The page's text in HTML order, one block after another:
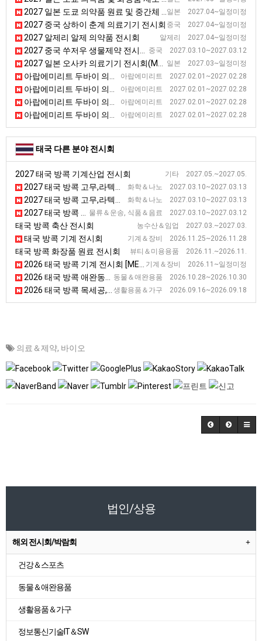
일본 2027.04~일정미정
2027 일본 도쿄 의약품 원료 및 중간체 전시회 [CPhI]
중국 2027.04~일정미정
2027 중국 상하이 춘계 의료기기 전시회
알제리 2027.04~일정미정
2027 알제리 알제 의약품 전시회
중국 2027.03.10~2027.03.12
2027 중국 쑤저우 생물제약 전시회(BIO China) [BIO China]
일본 2027.03~일정미정
2027 일본 오사카 의료기기 전시회(Medical)
아랍에미리트 2027.02.01~2027.02.28
아랍에미리트 두바이 의료진단기기 전시회
아랍에미리트 2027.02.01~2027.02.28
아랍에미리트 두바이 의료진단기기 전시회
아랍에미리트 2027.02.01~2027.02.28
아랍에미리트 두바이 의료진단기기 전시회
아랍에미리트 2027.02.01~2027.02.28
아랍에미리트 두바이 의료진단기기 전시회
태국 다른 분야 전시회
기타 2027.05.~2027.05.
2027 태국 방콕 기계산업 전시회
화학＆나노 2027.03.10~2027.03.13
2027 태국 방콕 고무,라텍스, 타이어 전시회 [GRTE]
화학＆나노 2027.03.10~2027.03.13
2027 태국 방콕 고무,라텍스, 타이어 전시회 [GRTE]
물류＆운송, 식품＆음료 2027.03.10~2027.03.12
2027 태국 방콕 가공육 전시회 [Meat Pro Asia 2027]
농수산＆임업 2027.03.~2027.03.
태국 방콕 축산 전시회
기계＆장비 2026.11.25~2026.11.28
태국 방콕 기계 전시회
뷰티＆미용용품 2026.11.~2026.11.
태국 방콕 화장품 원료 전시회
기계＆장비 2026.11~일정미정
2026 태국 방콕 기계 전시회 [METALEX]
동물＆애완용품 2026.10.28~2026.10.30
2026 태국 방콕 애완동물용품 전시회 [PF-SEA]
생활용품＆가구 2026.09.16~2026.09.18
2026 태국 방콕 목세공, 가구 전시회
의료＆제약, 바이오
법인/상용
해외 전시회/박람회
건강＆스포츠
동물＆애완용품
생활용품＆가구
정보통신기술IT＆SW